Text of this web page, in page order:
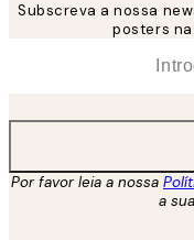
Subscreva a nossa
posters
Por favor leia a nossa
a